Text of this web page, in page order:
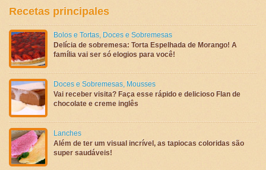
Recetas principales
Bolos e Tortas, Doces e Sobremesas
Delícia de sobremesa: Torta Espelhada de Morango! A
família vai ser só elogios para você!
Doces e Sobremesas, Mousses
Vai receber visita? Faça esse rápido e delicioso Flan de
chocolate e creme inglês
Lanches
Além de ter um visual incrível, as tapiocas coloridas são
super saudáveis!